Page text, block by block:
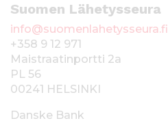
Suomen Lähetysseura
info@suomenlahetysseura.fi
+358 9 12 971
Maistraatinportti 2a
PL 56
00241 HELSINKI
Danske Bank